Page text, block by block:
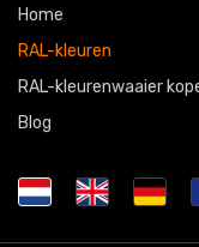
Home
RAL-kleuren
RAL-kleurenwaaier
Blog